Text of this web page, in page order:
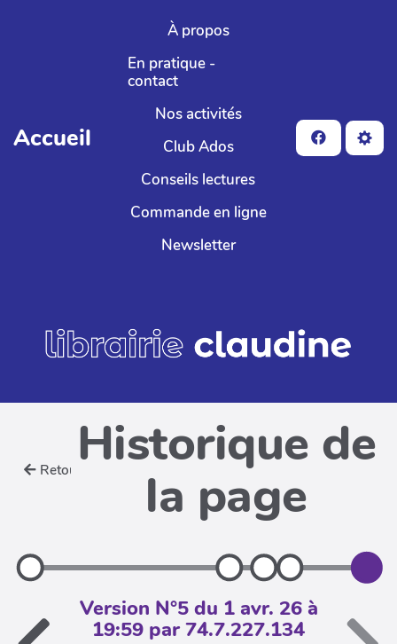
Aller au contenu principal
Accueil
À propos
En pratique -
contact
Nos activités
Club Ados
Conseils lectures
Commande en ligne
Newsletter
Retour Historique de
la page
Version N°5 du 1 avr. 26 à
19:59 par 74.7.227.134